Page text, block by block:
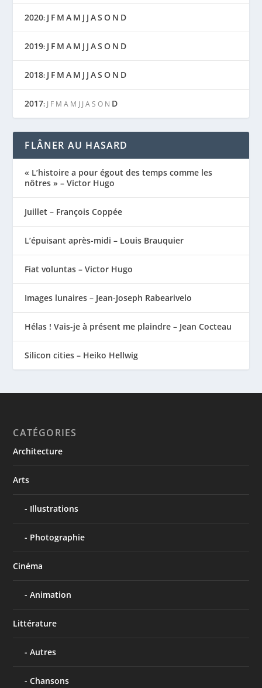
2020: J F M A M J J AS O N D
2019: J F M A M J J AS O N D
2018: J F M A M J J AS O N D
2017: J F M A M J J A S O N D
FLÂNER AU HASARD
« L’histoire a pour égout des temps comme les
nôtres » – Victor Hugo
Juillet – François Coppée
L’épuisant après-midi – Louis Brauquier
Fiat voluntas – Victor Hugo
Images lunaires – Jean-Joseph Rabearivelo
Hélas ! Vais-je à présent me plaindre – Jean Cocteau
Silicon cities – Heiko Hellwig
CATÉGORIES
Architecture
Arts
Illustrations
Photographie
Cinéma
Animation
Littérature
Autres
Chansons